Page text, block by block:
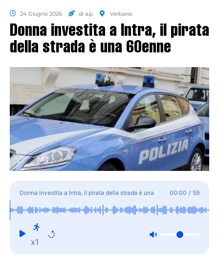
24 Giugno 2026 di a.p. Verbania
Donna investita a Intra, il pirata
della strada è una 60enne
Donna investita a Intra, il pirata della strada è una
60enne
00:00 / 59
x1